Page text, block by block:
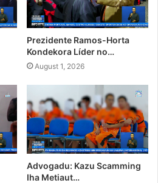
Prezidente Ramos-Horta
Kondekora Líder no…
August 1, 2026
Advogadu: Kazu Scamming
Iha Metiaut…